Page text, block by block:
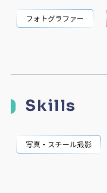
フォトグラファー
Skills
写真・スチール撮影